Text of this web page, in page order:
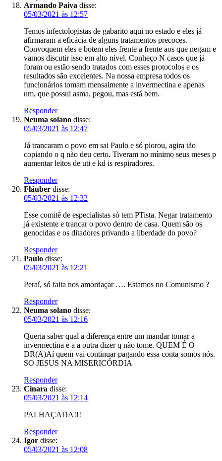
Armando Paiva disse:
05/03/2021 às 12:57
Temos infectologistas de gabarito aqui no estado e eles já
afirmaram a eficácia de alguns tratamentos precoces.
Convoquem eles e botem eles frente a frente aos que negam e
vamos discutir isso em alto nível. Conheço N casos que já
foram ou estão sendo tratados com esses protocolos e os
resultados são excelentes. Na nossa empresa todos os
funcionários tomam mensalmente a invermectina e apenas
um, que possui asma, pegou, mas está bem.
Responder
Neuma solano disse:
05/03/2021 às 12:47
Já trancaram o povo em sai Paulo e só piorou, agira tão
copiando o q não deu certo. Tiveram no mínimo seus meses p
aumentar leitos de uti e kd is respiradores.
Responder
Fláuber disse:
05/03/2021 às 12:32
Esse comitê de especialistas só tem PTista. Negar tratamento
já existente e trancar o povo dentro de casa. Quem são os
genocidas e os ditadores privando a liberdade do povo?
Responder
Paulo disse:
05/03/2021 às 12:21
Peraí, só falta nos amordaçar …. Estamos no Comunismo ?
Responder
Neuma solano disse:
05/03/2021 às 12:16
Queria saber qual a diferença entre um mandar tomar a
invermectina e a a outra dizer q não tome. QUEM É O
DR(A)Aí quem vai continuar pagando essa conta somos nós.
SO JESUS NA MISERICÓRDIA
Responder
Cinara disse:
05/03/2021 às 12:14
PALHAÇADA!!!
Responder
Igor disse:
05/03/2021 às 12:08